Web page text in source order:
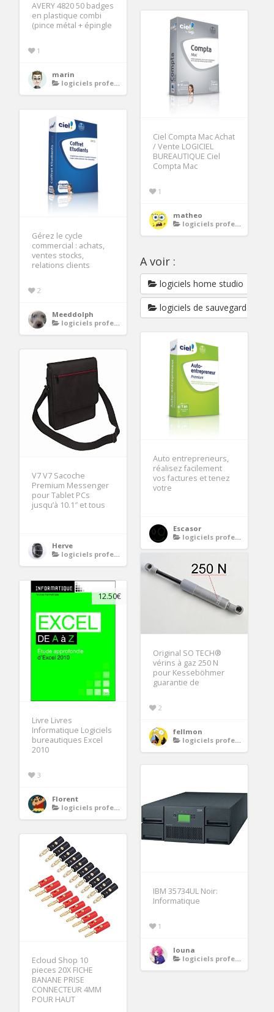
AVERY 4820 50 badges
en plastique combi
(pince métal + épingle
1
marin
logiciels professionnels
Ciel Compta Mac Achat
/ Vente LOGICIEL
BUREAUTIQUE Ciel
Compta Mac
1
matheo
logiciels professionnels
Gérez le cycle
commercial : achats,
ventes stocks,
relations clients
2
Meeddolph
logiciels professionnels
A voir :
logiciels home studio
logiciels de sauvegarde
Auto entrepreneurs,
réalisez facilement
vos factures et tenez
votre
Escasor
logiciels professionnels
V7 V7 Sacoche
Premium Messenger
pour Tablet PCs
jusqu’à 10.1″ et tous
Herve
logiciels professionnels
Original SO TECH®
vérins à gaz 250 N
pour Kesseböhmer
guarantie de
2
fellmon
logiciels professionnels
12.50€
Livre Livres
Informatique Logiciels
bureautiques Excel
2010
3
Florent
logiciels professionnels
IBM 35734UL Noir:
Informatique
1
louna
logiciels professionnels
Ecloud Shop 10
pieces 20X FICHE
BANANE PRISE
CONNECTEUR 4MM
POUR HAUT